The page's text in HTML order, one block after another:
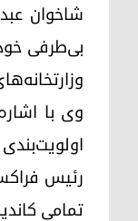
بی‌طرفی
وی با
رئیس
تمامی